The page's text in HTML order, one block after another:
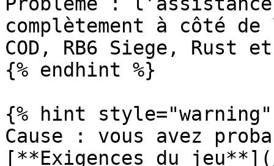
complètement à côté
COD, RB6 Siege, Rust
{% endhint %}
{% hint style="warning"
Cause : vous avez
[**Exigences du